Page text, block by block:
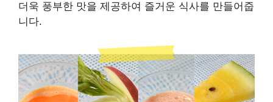
더욱 풍부한 맛을 제공하여 즐거운 식사를 만들어줍
니다.